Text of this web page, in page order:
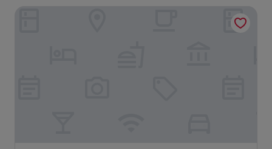
(332